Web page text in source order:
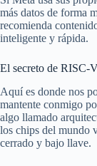
más datos de forma
recomienda
inteligente y rápida.
El secreto de RISC-
Aquí es donde nos
mantente conmigo
algo llamado
los chips del mundo
cerrado y bajo llave.